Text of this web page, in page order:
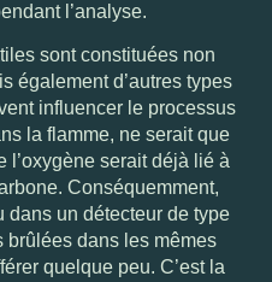
l’analyse.
sont constituées non
également d’autres types
influencer le processus
la flamme, ne serait que
l’oxygène serait déjà lié à
Conséquemment,
dans un détecteur de type
brûlées dans les mêmes
quelque peu. C’est la